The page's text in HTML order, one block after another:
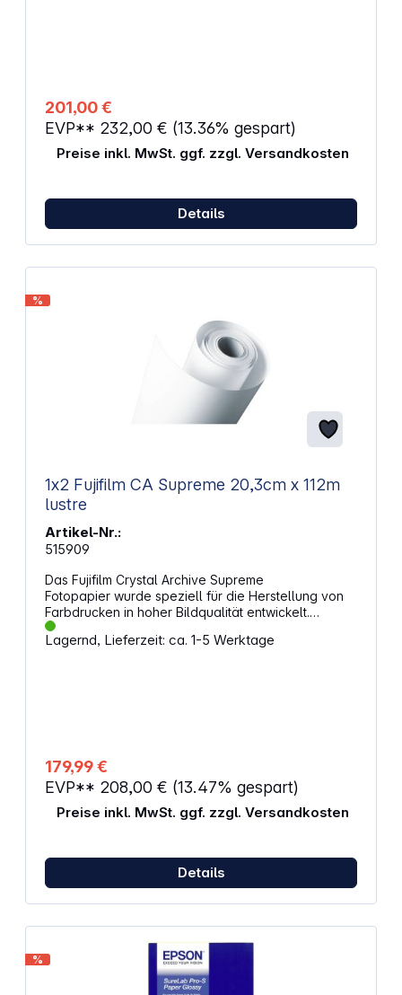
201,00 €
EVP** 232,00 € (13.36% gespart)
Preise inkl. MwSt. ggf. zzgl. Versandkosten
Details
%
1x2 Fujifilm CA Supreme 20,3cm x 112m
lustre
Artikel-Nr.:
515909
Das Fujifilm Crystal Archive Supreme
Fotopapier wurde speziell für die Herstellung von
Farbdrucken in hoher Bildqualität entwickelt.
Eigenschaften: Dicker Papierträger Lebendige
Farben Hervorragende Bildqualität Gesamtlänge:
Lagernd, Lieferzeit: ca. 1-5 Werktage
179,99 €
EVP** 208,00 € (13.47% gespart)
Preise inkl. MwSt. ggf. zzgl. Versandkosten
Details
%